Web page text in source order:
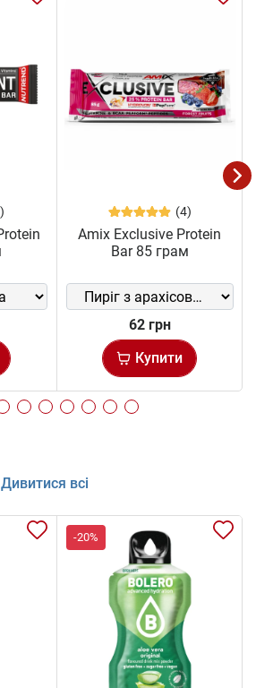
(4)
Amix Exclusive Protein
Bar 85 грам
62 грн
Купити
Дивитися всі
-20%